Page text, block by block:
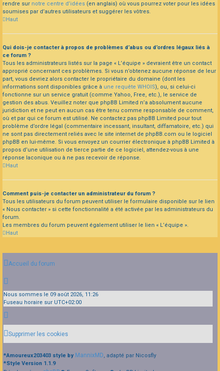
rendre sur notre centre d’idées (en anglais) où vous pourrez voter pour les idées
soumises par d’autres utilisateurs et suggérer les vôtres.
Haut
Qui dois-je contacter à propos de problèmes d’abus ou d’ordres légaux liés à
ce forum ?
Tous les administrateurs listés sur la page « L’équipe » devraient être un contact
approprié concernant ces problèmes. Si vous n’obtenez aucune réponse de leur
part, vous devriez alors contacter le propriétaire du domaine (dont les
informations sont disponibles grâce à une requête WHOIS), ou, si celui-ci
fonctionne sur un service gratuit (comme Yahoo, Free, etc.), le service de
gestion des abus. Veuillez noter que phpBB Limited n’a absolument aucune
juridiction et ne peut en aucun cas être tenu comme responsable de comment,
où et par qui ce forum est utilisé. Ne contactez pas phpBB Limited pour tout
problème d’ordre légal (commentaire incessant, insultant, diffamatoire, etc.) qui
ne sont pas directement reliés avec le site internet de phpBB.com ou le logiciel
phpBB en lui-même. Si vous envoyez un courrier électronique à phpBB Limited à
propos d’une utilisation de tierce partie de ce logiciel, attendez-vous à une
réponse laconique ou à ne pas recevoir de réponse.
Haut
Comment puis-je contacter un administrateur du forum ?
Tous les utilisateurs du forum peuvent utiliser le formulaire disponible sur le lien
« Nous contacter » si cette fonctionnalité a été activée par les administrateurs du
forum.
Les membres du forum peuvent également utiliser le lien « L’équipe ».
Haut
Accueil du forum
Nous sommes le 09 août 2026, 11:26
Fuseau horaire sur UTC+02:00
Supprimer les cookies
*Amoureux203403 style by MannixMD, adapté par Nicosfly
*Style Version 1.1.9